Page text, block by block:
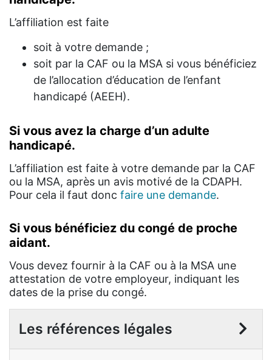
L’affiliation est faite
soit à votre demande ;
soit par la CAF ou la MSA si vous bénéficiez
de l’allocation d’éducation de l’enfant
handicapé (AEEH).
Si vous avez la charge d’un adulte
handicapé.
L’affiliation est faite à votre demande par la CAF
ou la MSA, après un avis motivé de la CDAPH.
Pour cela il faut donc faire une demande.
Si vous bénéficiez du congé de proche
aidant.
Vous devez fournir à la CAF ou à la MSA une
attestation de votre employeur, indiquant les
dates de la prise du congé.
Les références légales